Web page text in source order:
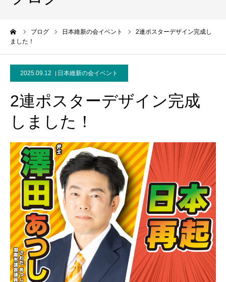
ブログ 日本維新の会イベント
2連ポスターデザイン完成し
ました！
2025.09.12 日本維新の会イベント
2連ポスターデザイン完成
しました！